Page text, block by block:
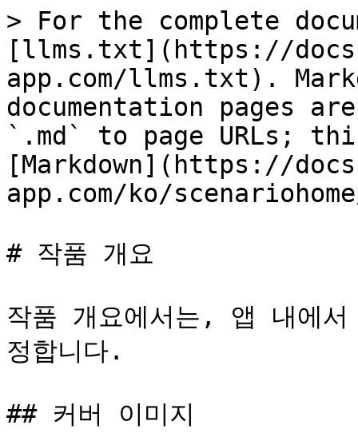
> For the complete
[llms.txt](https://
app.com/llms.txt).
documentation pages
`.md` to page URLs;
[Markdown](https://
app.com/ko/
# 작품 개요
작품 개요에서는, 앱 내에
정합니다.
## 커버 이미지